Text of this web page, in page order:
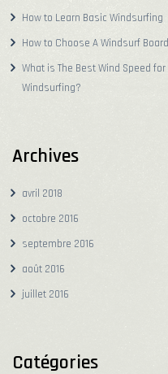
How to Learn Basic Windsurfing
How to Choose A Windsurf Board
What is The Best Wind Speed for
Windsurfing?
Archives
avril 2018
octobre 2016
septembre 2016
août 2016
juillet 2016
Catégories